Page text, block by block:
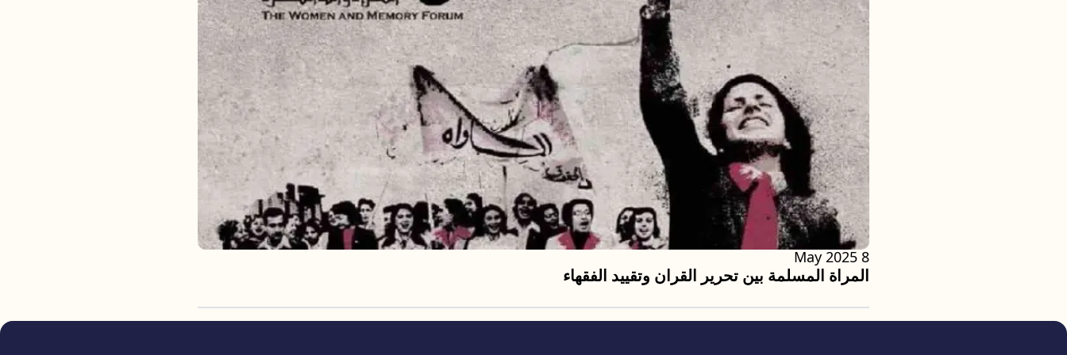
المراة المسلمة بين تحرير القران وتقييد الفقهاء
8 May 2025